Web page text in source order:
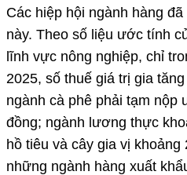
Các hiệp hội ngành hàng
này. Theo số liệu ước tính
lĩnh vực nông nghiệp, chỉ
2025, số thuế giá trị gia
ngành cà phê phải tạm nộp
đồng; ngành lương thực
hồ tiêu và cây gia vị
những ngành hàng xuất